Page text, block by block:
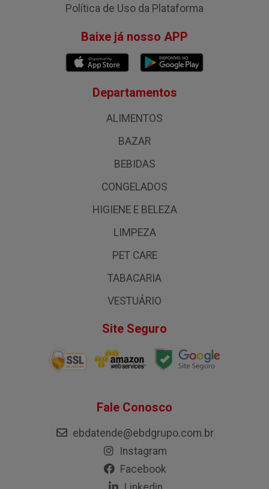
Política de Uso da Plataforma
Baixe já nosso APP
Departamentos
ALIMENTOS
BAZAR
BEBIDAS
CONGELADOS
HIGIENE E BELEZA
LIMPEZA
PET CARE
TABACARIA
VESTUÁRIO
Site Seguro
Fale Conosco
ebdatende@ebdgrupo.com.br
Instagram
Facebook